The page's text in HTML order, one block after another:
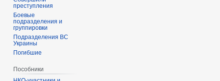
преступления
Боевые
подразделения и
группировки
Подразделения ВС
Украины
Погибшие
Пособники